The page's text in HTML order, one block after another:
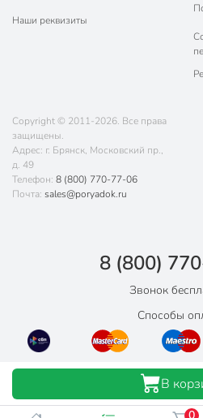
Наши реквизиты
Copyright © 2011-2026. Все права
защищены.
Адрес: г. Брянск, Московский пр.,
д. 49
Телефон: 8 (800) 770-77-06
Почта: sales@poryadok.ru
8 (800)
Звонок
Способы
В